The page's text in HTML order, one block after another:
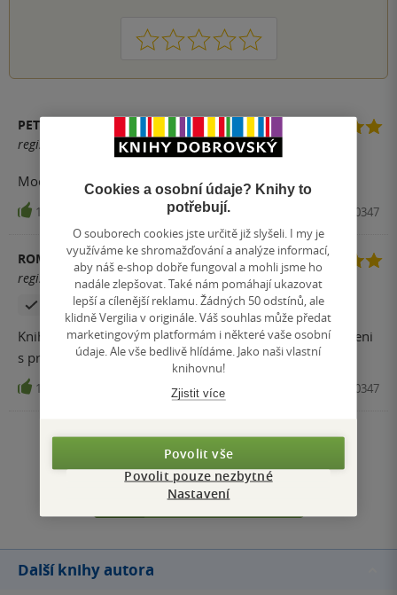
1 2 3 4 5
PETRA BECK ŠICOVÁ
registrovaný uživatel
Moc příjemná kniha
14 Kniha, Via, 2023, 9788027720347
ROMANA
registrovaný uživatel
Zakoupil produkt
Kniha plna krasnych ilustraci spojena s ctenim o propojeni
s prirodou
10 Kniha, Via, 2023, 9788027720347
Zobrazit všechna hodnocení
Přidat hodnocení
Další knihy autora
Cookies a osobní údaje? Knihy to
potřebují.
O souborech cookies jste určitě již slyšeli. I my je
využíváme ke shromažďování a analýze informací,
aby náš e-shop dobře fungoval a mohli jsme ho
nadále zlepšovat. Také nám pomáhají ukazovat
lepší a cílenější reklamu. Žádných 50 odstínů, ale
klidně Vergilia v originále. Váš souhlas může předat
marketingovým platformám i některé vaše osobní
údaje. Ale vše bedlivě hlídáme. Jako naši vlastní
knihovnu!
Zjistit více
Povolit vše
Povolit pouze nezbytné
Nastavení